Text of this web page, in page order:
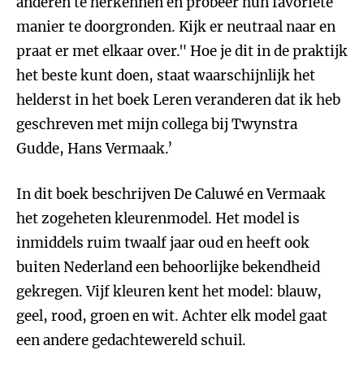
manier te doorgronden. Kijk er neutraal naar en
praat er met elkaar over." Hoe je dit in de praktijk
het beste kunt doen, staat waarschijnlijk het
helderst in het boek Leren veranderen dat ik heb
geschreven met mijn collega bij Twynstra
Gudde, Hans Vermaak.’
In dit boek beschrijven De Caluwé en Vermaak
het zogeheten kleurenmodel. Het model is
inmiddels ruim twaalf jaar oud en heeft ook
buiten Nederland een behoorlijke bekendheid
gekregen. Vijf kleuren kent het model: blauw,
geel, rood, groen en wit. Achter elk model gaat
een andere gedachtewereld schuil.